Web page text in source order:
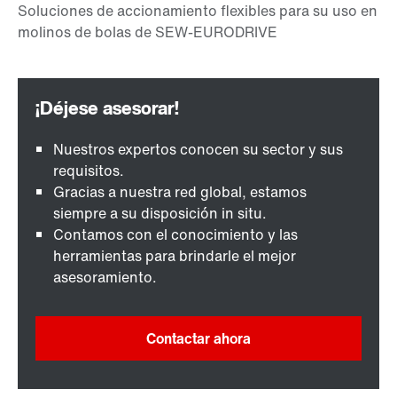
Nuestros expertos conocen su sector y sus
requisitos.
Gracias a nuestra red global, estamos
siempre a su disposición in situ.
Contamos con el conocimiento y las
herramientas para brindarle el mejor
asesoramiento.
Contactar ahora